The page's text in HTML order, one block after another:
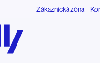
Zákaznická zóna